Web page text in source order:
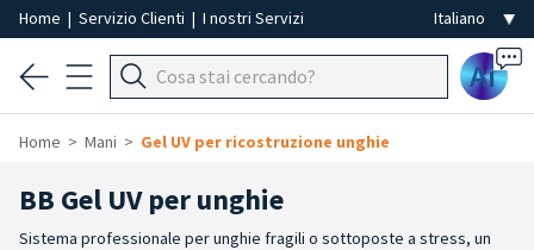
Home | Servizio Clienti | I nostri Servizi
Ai
Home Mani Gel UV per ricostruzione unghie
BB Gel UV per unghie
Sistema professionale per unghie fragili o sottoposte a stress, un